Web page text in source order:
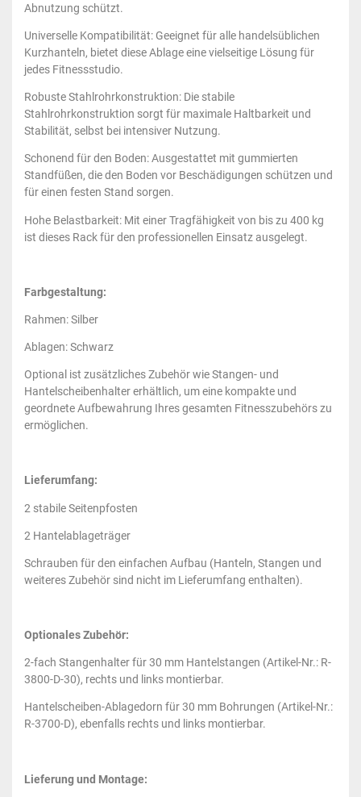
Abnutzung schützt.
Universelle Kompatibilität: Geeignet für alle handelsüblichen
Kurzhanteln, bietet diese Ablage eine vielseitige Lösung für
jedes Fitnessstudio.
Robuste Stahlrohrkonstruktion: Die stabile
Stahlrohrkonstruktion sorgt für maximale Haltbarkeit und
Stabilität, selbst bei intensiver Nutzung.
Schonend für den Boden: Ausgestattet mit gummierten
Standfüßen, die den Boden vor Beschädigungen schützen und
für einen festen Stand sorgen.
Hohe Belastbarkeit: Mit einer Tragfähigkeit von bis zu 400 kg
ist dieses Rack für den professionellen Einsatz ausgelegt.
Farbgestaltung:
Rahmen: Silber
Ablagen: Schwarz
Optional ist zusätzliches Zubehör wie Stangen- und
Hantelscheibenhalter erhältlich, um eine kompakte und
geordnete Aufbewahrung Ihres gesamten Fitnesszubehörs zu
ermöglichen.
Lieferumfang:
2 stabile Seitenpfosten
2 Hantelablageträger
Schrauben für den einfachen Aufbau (Hanteln, Stangen und
weiteres Zubehör sind nicht im Lieferumfang enthalten).
Optionales Zubehör:
2-fach Stangenhalter für 30 mm Hantelstangen (Artikel-Nr.: R-
3800-D-30), rechts und links montierbar.
Hantelscheiben-Ablagedorn für 30 mm Bohrungen (Artikel-Nr.:
R-3700-D), ebenfalls rechts und links montierbar.
Lieferung und Montage: